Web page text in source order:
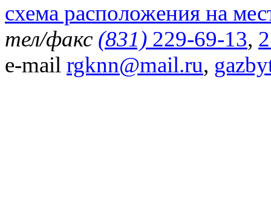
схема расположения на
тел/факс (831) 229-69-13,
e-mail rgknn@mail.ru,